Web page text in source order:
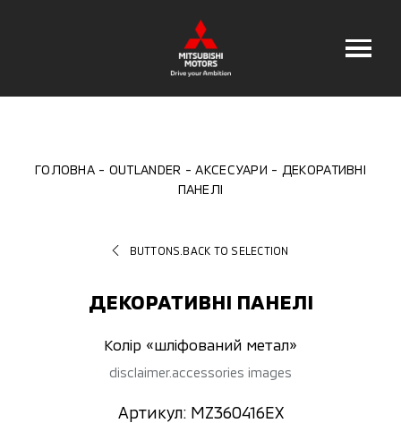
ГОЛОВНА OUTLANDER АКСЕСУАРИ
ДЕКОРАТИВНІ
ПАНЕЛІ
BUTTONS.BACK TO SELECTION
ДЕКОРАТИВНІ ПАНЕЛІ
Колір «шліфований метал»
disclaimer.accessories images
Артикул: MZ360416EX